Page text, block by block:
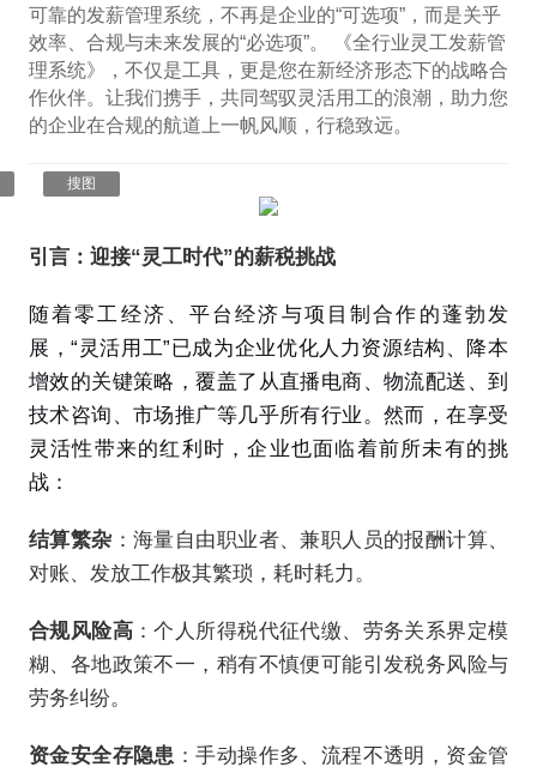
可靠的发薪管理系统，不再是企业的“可选项”，而是关乎
效率、合规与未来发展的“必选项”。 《全行业灵工发薪管
理系统》，不仅是工具，更是您在新经济形态下的战略合
作伙伴。让我们携手，共同驾驭灵活用工的浪潮，助力您
的企业在合规的航道上一帆风顺，行稳致远。
搜图
引言：迎接“灵工时代”的薪税挑战
随着零工经济、平台经济与项目制合作的蓬勃发
展，“灵活用工”已成为企业优化人力资源结构、降本
增效的关键策略，覆盖了从直播电商、物流配送、到
技术咨询、市场推广等几乎所有行业。然而，在享受
灵活性带来的红利时，企业也面临着前所未有的挑
战：
结算繁杂：海量自由职业者、兼职人员的报酬计算、
对账、发放工作极其繁琐，耗时耗力。
合规风险高 ：个人所得税代征代缴、劳务关系界定模
糊、各地政策不一，稍有不慎便可能引发税务风险与
劳务纠纷。
资金安全存隐患 ：手动操作多、流程不透明，资金管